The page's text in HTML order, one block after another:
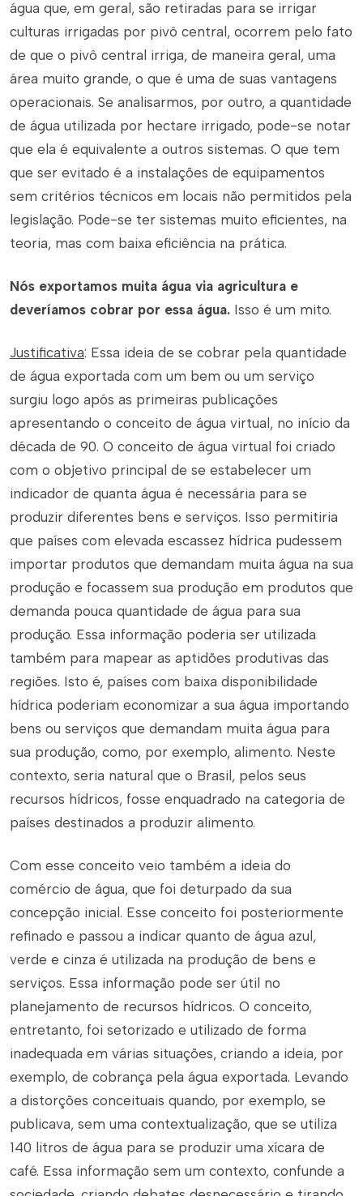
água que, em geral, são retiradas para se irrigar
culturas irrigadas por pivô central, ocorrem pelo fato
de que o pivô central irriga, de maneira geral, uma
área muito grande, o que é uma de suas vantagens
operacionais. Se analisarmos, por outro, a quantidade
de água utilizada por hectare irrigado, pode-se notar
que ela é equivalente a outros sistemas. O que tem
que ser evitado é a instalações de equipamentos
sem critérios técnicos em locais não permitidos pela
legislação. Pode-se ter sistemas muito eficientes, na
teoria, mas com baixa eficiência na prática.
Nós exportamos muita água via agricultura e
deveríamos cobrar por essa água. Isso é um mito.
Justificativa: Essa ideia de se cobrar pela quantidade
de água exportada com um bem ou um serviço
surgiu logo após as primeiras publicações
apresentando o conceito de água virtual, no início da
década de 90. O conceito de água virtual foi criado
com o objetivo principal de se estabelecer um
indicador de quanta água é necessária para se
produzir diferentes bens e serviços. Isso permitiria
que países com elevada escassez hídrica pudessem
importar produtos que demandam muita água na sua
produção e focassem sua produção em produtos que
demanda pouca quantidade de água para sua
produção. Essa informação poderia ser utilizada
também para mapear as aptidões produtivas das
regiões. Isto é, países com baixa disponibilidade
hídrica poderiam economizar a sua água importando
bens ou serviços que demandam muita água para
sua produção, como, por exemplo, alimento. Neste
contexto, seria natural que o Brasil, pelos seus
recursos hídricos, fosse enquadrado na categoria de
países destinados a produzir alimento.
Com esse conceito veio também a ideia do
comércio de água, que foi deturpado da sua
concepção inicial. Esse conceito foi posteriormente
refinado e passou a indicar quanto de água azul,
verde e cinza é utilizada na produção de bens e
serviços. Essa informação pode ser útil no
planejamento de recursos hídricos. O conceito,
entretanto, foi setorizado e utilizado de forma
inadequada em várias situações, criando a ideia, por
exemplo, de cobrança pela água exportada. Levando
a distorções conceituais quando, por exemplo, se
publicava, sem uma contextualização, que se utiliza
140 litros de água para se produzir uma xícara de
café. Essa informação sem um contexto, confunde a